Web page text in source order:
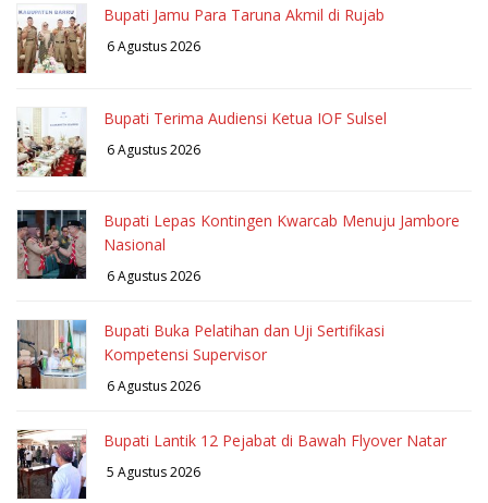
Bupati Jamu Para Taruna Akmil di Rujab
6 Agustus 2026
Bupati Terima Audiensi Ketua IOF Sulsel
6 Agustus 2026
Bupati Lepas Kontingen Kwarcab Menuju Jambore
Nasional
6 Agustus 2026
Bupati Buka Pelatihan dan Uji Sertifikasi
Kompetensi Supervisor
6 Agustus 2026
Bupati Lantik 12 Pejabat di Bawah Flyover Natar
5 Agustus 2026